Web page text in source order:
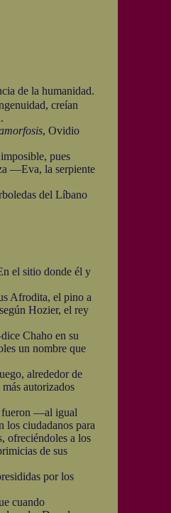
de la humanidad.
creían
, Ovidio
pues
—Eva, la serpiente
del Líbano
el sitio donde él y
Afrodita, el pino a
Hozier, el rey
Chaho en su
un nombre que
alrededor de
autorizados
fueron —al igual
los ciudadanos para
ofreciéndoles a los
de sus
por los
cuando